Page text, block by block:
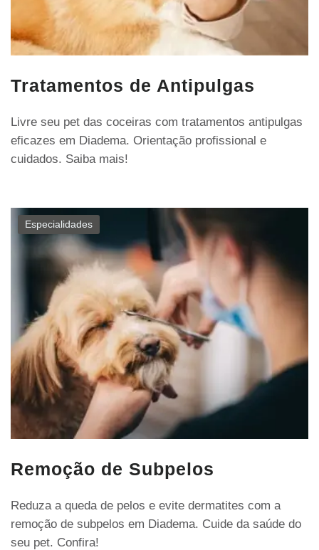
Tratamentos de Antipulgas
Livre seu pet das coceiras com tratamentos antipulgas
eficazes em Diadema. Orientação profissional e
cuidados. Saiba mais!
Especialidades
Remoção de Subpelos
Reduza a queda de pelos e evite dermatites com a
remoção de subpelos em Diadema. Cuide da saúde do
seu pet. Confira!